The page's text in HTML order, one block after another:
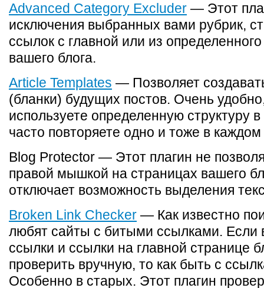
Advanced Category Excluder — Этот
исключения выбранных вами рубрик,
ссылок с главной или из
вашего блога.
Article Templates — Позволяет
(бланки) будущих постов. Очень
используете определенную структуру
часто повторяете одно и тоже в каждом
Blog Protector — Этот плагин не
правой мышкой на страницах вашего
отключает возможность выделения
Broken Link Checker — Как известно
любят сайты с битыми ссылками. Если
ссылки и ссылки на главной странице
проверить вручную, то как быть с
Особенно в старых. Этот плагин